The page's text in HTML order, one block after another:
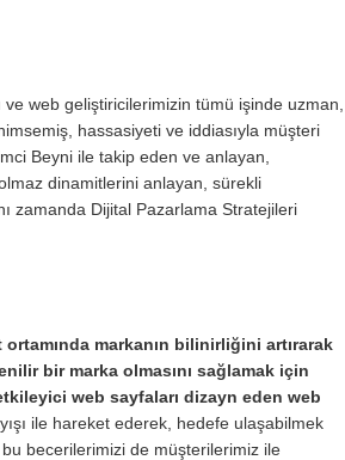
web geliştiricilerimizin tümü işinde uzman,
hassasiyeti ve iddiasıyla müşteri
Beyni ile takip eden ve anlayan,
dinamitlerini anlayan, sürekli
zamanda Dijital Pazarlama Stratejileri
markanın bilinirliğini artırarak
bir marka olmasını sağlamak için
web sayfaları dizayn eden web
ile hareket ederek, hedefe ulaşabilmek
becerilerimizi de müşterilerimiz ile